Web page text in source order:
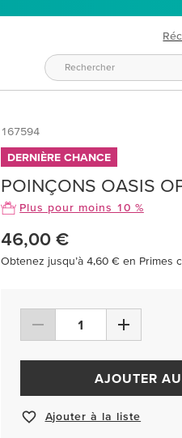
167594
DERNIÈRE CHANCE
POINÇONS OASIS
Plus pour moins 10 %
46,00 €
Obtenez jusqu’à 4,60 € en Primes
AJOUTER
Ajouter à la liste